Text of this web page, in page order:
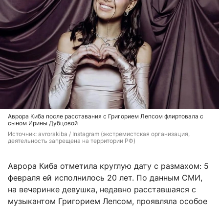
Аврора Киба после расставания с Григорием Лепсом флиртовала с
сыном Ирины Дубцовой
Источник: avrorakiba / Instagram (экстремистская организация,
деятельность запрещена на территории РФ)
Аврора Киба отметила круглую дату с размахом: 5
февраля ей исполнилось 20 лет. По данным СМИ,
на вечеринке девушка, недавно расставшаяся с
музыкантом Григорием Лепсом, проявляла особое